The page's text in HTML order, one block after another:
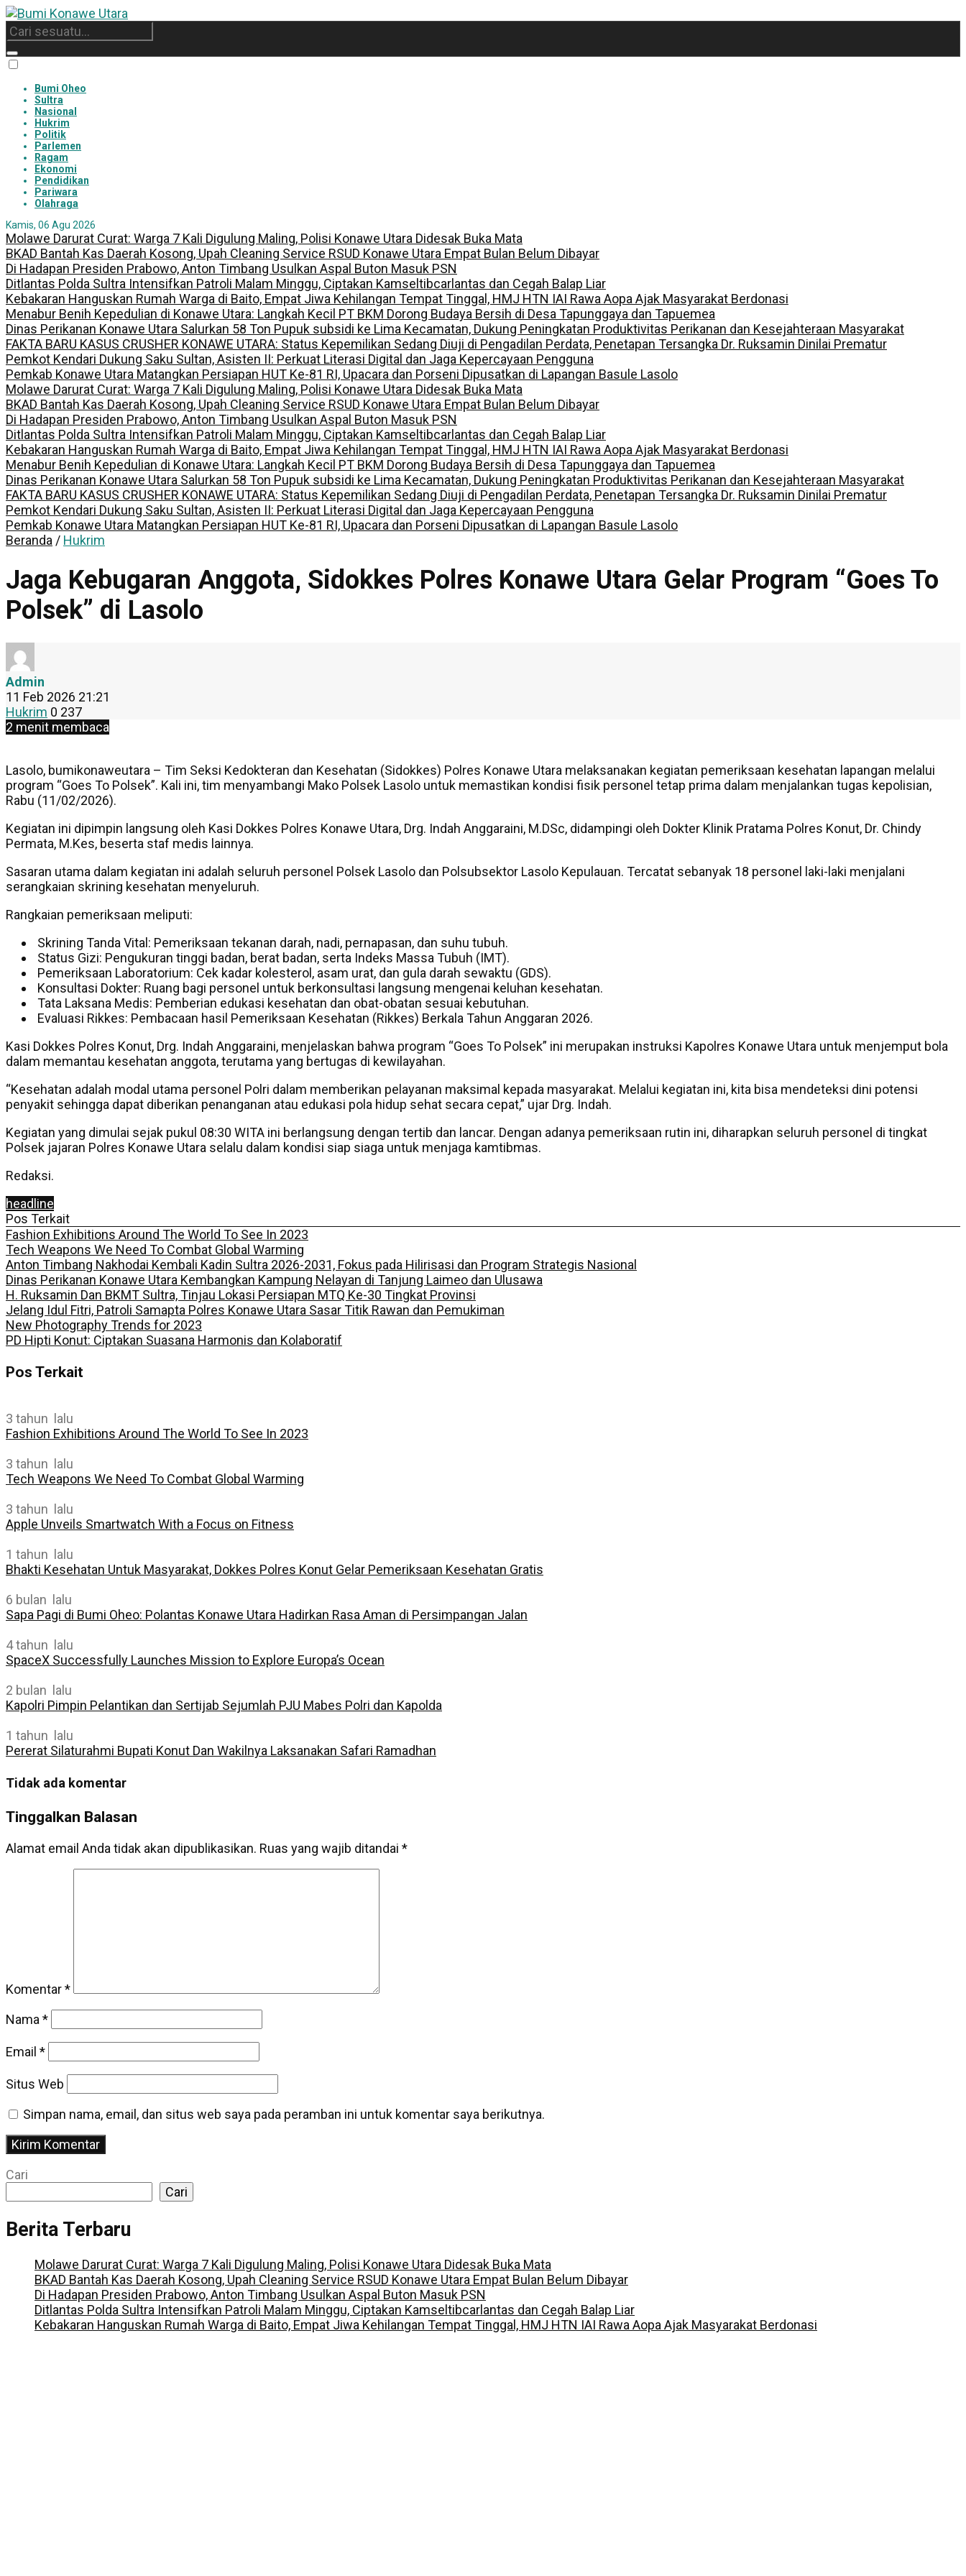
Bumi Oheo
Sultra
Nasional
Hukrim
Politik
Parlemen
Ragam
Ekonomi
Pendidikan
Pariwara
Olahraga
Kamis, 06 Agu 2026
Molawe Darurat Curat: Warga 7 Kali Digulung Maling, Polisi Konawe Utara Didesak Buka Mata
BKAD Bantah Kas Daerah Kosong, Upah Cleaning Service RSUD Konawe Utara Empat Bulan Belum Dibayar
Di Hadapan Presiden Prabowo, Anton Timbang Usulkan Aspal Buton Masuk PSN
Ditlantas Polda Sultra Intensifkan Patroli Malam Minggu, Ciptakan Kamseltibcarlantas dan Cegah Balap Liar
Kebakaran Hanguskan Rumah Warga di Baito, Empat Jiwa Kehilangan Tempat Tinggal, HMJ HTN IAI Rawa Aopa Ajak Masyarakat Berdonasi
Menabur Benih Kepedulian di Konawe Utara: Langkah Kecil PT BKM Dorong Budaya Bersih di Desa Tapunggaya dan Tapuemea
Dinas Perikanan Konawe Utara Salurkan 58 Ton Pupuk subsidi ke Lima Kecamatan, Dukung Peningkatan Produktivitas Perikanan dan Kesejahteraan Masyarakat
FAKTA BARU KASUS CRUSHER KONAWE UTARA: Status Kepemilikan Sedang Diuji di Pengadilan Perdata, Penetapan Tersangka Dr. Ruksamin Dinilai Prematur
Pemkot Kendari Dukung Saku Sultan, Asisten II: Perkuat Literasi Digital dan Jaga Kepercayaan Pengguna
Pemkab Konawe Utara Matangkan Persiapan HUT Ke-81 RI, Upacara dan Porseni Dipusatkan di Lapangan Basule Lasolo
Molawe Darurat Curat: Warga 7 Kali Digulung Maling, Polisi Konawe Utara Didesak Buka Mata
BKAD Bantah Kas Daerah Kosong, Upah Cleaning Service RSUD Konawe Utara Empat Bulan Belum Dibayar
Di Hadapan Presiden Prabowo, Anton Timbang Usulkan Aspal Buton Masuk PSN
Ditlantas Polda Sultra Intensifkan Patroli Malam Minggu, Ciptakan Kamseltibcarlantas dan Cegah Balap Liar
Kebakaran Hanguskan Rumah Warga di Baito, Empat Jiwa Kehilangan Tempat Tinggal, HMJ HTN IAI Rawa Aopa Ajak Masyarakat Berdonasi
Menabur Benih Kepedulian di Konawe Utara: Langkah Kecil PT BKM Dorong Budaya Bersih di Desa Tapunggaya dan Tapuemea
Dinas Perikanan Konawe Utara Salurkan 58 Ton Pupuk subsidi ke Lima Kecamatan, Dukung Peningkatan Produktivitas Perikanan dan Kesejahteraan Masyarakat
FAKTA BARU KASUS CRUSHER KONAWE UTARA: Status Kepemilikan Sedang Diuji di Pengadilan Perdata, Penetapan Tersangka Dr. Ruksamin Dinilai Prematur
Pemkot Kendari Dukung Saku Sultan, Asisten II: Perkuat Literasi Digital dan Jaga Kepercayaan Pengguna
Pemkab Konawe Utara Matangkan Persiapan HUT Ke-81 RI, Upacara dan Porseni Dipusatkan di Lapangan Basule Lasolo
Beranda / Hukrim
Jaga Kebugaran Anggota, Sidokkes Polres Konawe Utara Gelar Program “Goes To
Polsek” di Lasolo
Admin
11 Feb 2026 21:21
Hukrim 0 237
2 menit membaca
Lasolo, bumikonaweutara – Tim Seksi Kedokteran dan Kesehatan (Sidokkes) Polres Konawe Utara melaksanakan kegiatan pemeriksaan kesehatan lapangan melalui
program “Goes To Polsek”. Kali ini, tim menyambangi Mako Polsek Lasolo untuk memastikan kondisi fisik personel tetap prima dalam menjalankan tugas kepolisian,
Rabu (11/02/2026).
Kegiatan ini dipimpin langsung oleh Kasi Dokkes Polres Konawe Utara, Drg. Indah Anggaraini, M.DSc, didampingi oleh Dokter Klinik Pratama Polres Konut, Dr. Chindy
Permata, M.Kes, beserta staf medis lainnya.
Sasaran utama dalam kegiatan ini adalah seluruh personel Polsek Lasolo dan Polsubsektor Lasolo Kepulauan. Tercatat sebanyak 18 personel laki-laki menjalani
serangkaian skrining kesehatan menyeluruh.
Rangkaian pemeriksaan meliputi:
Skrining Tanda Vital: Pemeriksaan tekanan darah, nadi, pernapasan, dan suhu tubuh.
Status Gizi: Pengukuran tinggi badan, berat badan, serta Indeks Massa Tubuh (IMT).
Pemeriksaan Laboratorium: Cek kadar kolesterol, asam urat, dan gula darah sewaktu (GDS).
Konsultasi Dokter: Ruang bagi personel untuk berkonsultasi langsung mengenai keluhan kesehatan.
Tata Laksana Medis: Pemberian edukasi kesehatan dan obat-obatan sesuai kebutuhan.
Evaluasi Rikkes: Pembacaan hasil Pemeriksaan Kesehatan (Rikkes) Berkala Tahun Anggaran 2026.
Kasi Dokkes Polres Konut, Drg. Indah Anggaraini, menjelaskan bahwa program “Goes To Polsek” ini merupakan instruksi Kapolres Konawe Utara untuk menjemput bola
dalam memantau kesehatan anggota, terutama yang bertugas di kewilayahan.
“Kesehatan adalah modal utama personel Polri dalam memberikan pelayanan maksimal kepada masyarakat. Melalui kegiatan ini, kita bisa mendeteksi dini potensi
penyakit sehingga dapat diberikan penanganan atau edukasi pola hidup sehat secara cepat,” ujar Drg. Indah.
Kegiatan yang dimulai sejak pukul 08:30 WITA ini berlangsung dengan tertib dan lancar. Dengan adanya pemeriksaan rutin ini, diharapkan seluruh personel di tingkat
Polsek jajaran Polres Konawe Utara selalu dalam kondisi siap siaga untuk menjaga kamtibmas.
Redaksi.
headline
Pos Terkait
Fashion Exhibitions Around The World To See In 2023
Tech Weapons We Need To Combat Global Warming
Anton Timbang Nakhodai Kembali Kadin Sultra 2026-2031, Fokus pada Hilirisasi dan Program Strategis Nasional
Dinas Perikanan Konawe Utara Kembangkan Kampung Nelayan di Tanjung Laimeo dan Ulusawa
H. Ruksamin Dan BKMT Sultra, Tinjau Lokasi Persiapan MTQ Ke-30 Tingkat Provinsi
Jelang Idul Fitri, Patroli Samapta Polres Konawe Utara Sasar Titik Rawan dan Pemukiman
New Photography Trends for 2023
PD Hipti Konut: Ciptakan Suasana Harmonis dan Kolaboratif
Pos Terkait
3 tahun lalu
Fashion Exhibitions Around The World To See In 2023
3 tahun lalu
Tech Weapons We Need To Combat Global Warming
3 tahun lalu
Apple Unveils Smartwatch With a Focus on Fitness
1 tahun lalu
Bhakti Kesehatan Untuk Masyarakat, Dokkes Polres Konut Gelar Pemeriksaan Kesehatan Gratis
6 bulan lalu
Sapa Pagi di Bumi Oheo: Polantas Konawe Utara Hadirkan Rasa Aman di Persimpangan Jalan
4 tahun lalu
SpaceX Successfully Launches Mission to Explore Europa’s Ocean
2 bulan lalu
Kapolri Pimpin Pelantikan dan Sertijab Sejumlah PJU Mabes Polri dan Kapolda
1 tahun lalu
Pererat Silaturahmi Bupati Konut Dan Wakilnya Laksanakan Safari Ramadhan
Tidak ada komentar
Tinggalkan Balasan
Alamat email Anda tidak akan dipublikasikan. Ruas yang wajib ditandai *
Komentar*
Nama*
Email *
Situs Web
Simpan nama, email, dan situs web saya pada peramban ini untuk komentar saya berikutnya.
Cari
Cari
Berita Terbaru
Molawe Darurat Curat: Warga 7 Kali Digulung Maling, Polisi Konawe Utara Didesak Buka Mata
BKAD Bantah Kas Daerah Kosong, Upah Cleaning Service RSUD Konawe Utara Empat Bulan Belum Dibayar
Di Hadapan Presiden Prabowo, Anton Timbang Usulkan Aspal Buton Masuk PSN
Ditlantas Polda Sultra Intensifkan Patroli Malam Minggu, Ciptakan Kamseltibcarlantas dan Cegah Balap Liar
Kebakaran Hanguskan Rumah Warga di Baito, Empat Jiwa Kehilangan Tempat Tinggal, HMJ HTN IAI Rawa Aopa Ajak Masyarakat Berdonasi